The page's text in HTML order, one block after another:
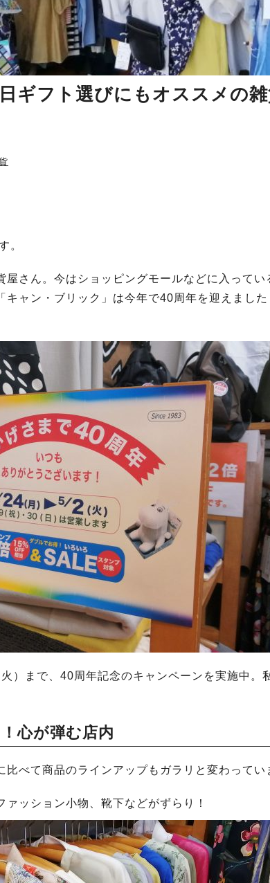
ギフト選びにもオススメの
。
さん。今はショッピングモールなどに入ってい
ャン・ブリック」は今年で40周年を迎えまし
）まで、40周年記念のキャンペーンを実施中。
心が弾む店内
べて商品のラインアップもガラリと変わってい
ッション小物、靴下などがずらり！